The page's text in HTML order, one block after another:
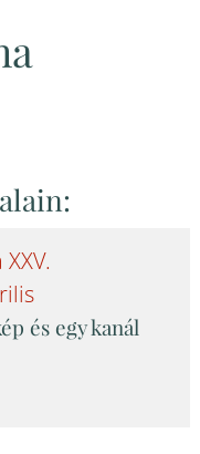
XXV.
és egy kanál